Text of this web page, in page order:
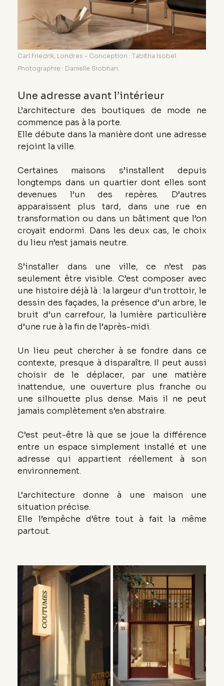
Carl Friedrik, Londres - Conception : Tabitha Isobel.
Photographie : Danielle Siobhan.
Une adresse avant l’intérieur
L’architecture des boutiques de mode ne
commence pas à la porte.
Elle débute dans la manière dont une adresse
rejoint la ville.
Certaines maisons s’installent depuis
longtemps dans un quartier dont elles sont
devenues l’un des repères. D’autres
apparaissent plus tard, dans une rue en
transformation ou dans un bâtiment que l’on
croyait endormi. Dans les deux cas, le choix
du lieu n’est jamais neutre.
S’installer dans une ville, ce n’est pas
seulement être visible. C’est composer avec
une histoire déjà là : la largeur d’un trottoir, le
dessin des façades, la présence d’un arbre, le
bruit d’un carrefour, la lumière particulière
d’une rue à la fin de l’après-midi.
Un lieu peut chercher à se fondre dans ce
contexte, presque à disparaître. Il peut aussi
choisir de le déplacer, par une matière
inattendue, une ouverture plus franche ou
une silhouette plus dense. Mais il ne peut
jamais complètement s’en abstraire.
C’est peut-être là que se joue la différence
entre un espace simplement installé et une
adresse qui appartient réellement à son
environnement.
L’architecture donne à une maison une
situation précise.
Elle l’empêche d’être tout à fait la même
partout.